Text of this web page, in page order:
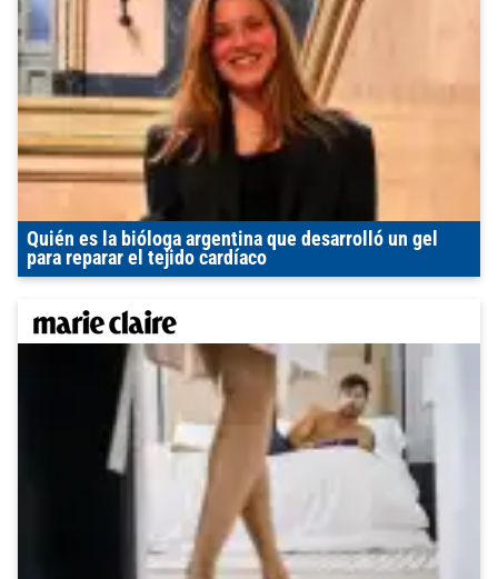
Quién es la bióloga argentina que desarrolló un gel
para reparar el tejido cardíaco